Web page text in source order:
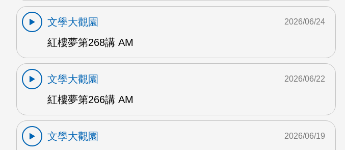
文學大觀園
紅樓夢第268講 AM
2026/06/24
文學大觀園
紅樓夢第266講 AM
2026/06/22
文學大觀園
2026/06/19